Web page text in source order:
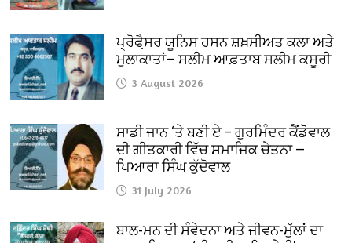
ਪ੍ਰੋਫੈ਼ਸਰ ਯੂਨਿਸ ਹਸਨ ਸ਼ਖ਼ਸੀਅਤ ਕਲਾ ਅਤੇ
ਮੁਲਾਕਾਤਾਂ— ਸਲੀਮ ਆਫ਼ਤਾਬ ਸਲੀਮ ਕਸੂਰੀ
3 August 2026
ਸਾਡੀ ਜਾਨ ‘ਤੇ ਬਣੀ ਏ – ਗੁਰਮਿੰਦਰ ਕੈਂਡੋਵਾਲ
ਦੀ ਗੀਤਕਾਰੀ ਵਿੱਚ ਸਮਾਜਿਕ ਚੇਤਨਾ —
ਪਿਆਰਾ ਸਿੰਘ ਕੁੱਦੋਵਾਲ
31 July 2026
ਬਾਲ-ਮਨ ਦੀ ਸੰਵੇਦਨਾ ਅਤੇ ਜੀਵਨ-ਮੁੱਲਾਂ ਦਾ